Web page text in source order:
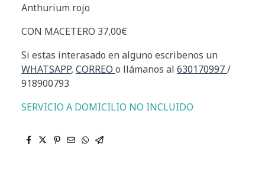
Anthurium rojo
CON MACETERO 37,00€
Si estas interasado en alguno escribenos un
WHATSAPP, CORREO o llámanos al 630170997/
918900793
SERVICIO A DOMICILIO NO INCLUIDO